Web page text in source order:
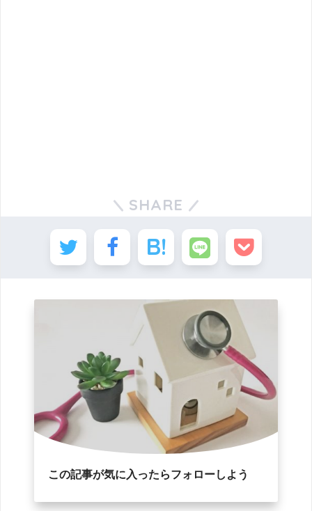
SHARE
この記事が気に入ったらフォローしよう